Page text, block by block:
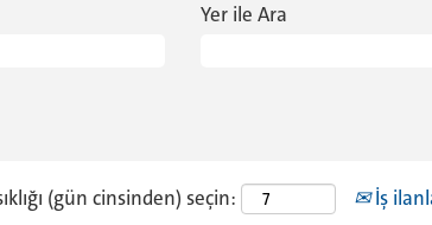
Yer ile Ara
(gün cinsinden) seçin: İş